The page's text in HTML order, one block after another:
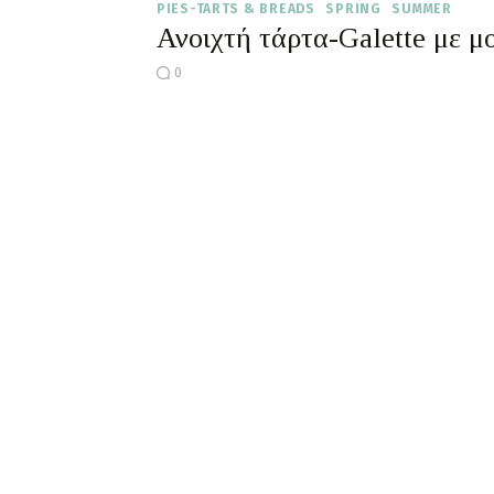
PIES-TARTS & BREADS SPRING SUMMER
Ανοιχτή τάρτα-Galette με
0